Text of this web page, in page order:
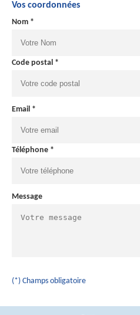
Vos coordonnées
Nom *
Code postal *
Email *
Téléphone *
Message
(*) Champs obligatoire